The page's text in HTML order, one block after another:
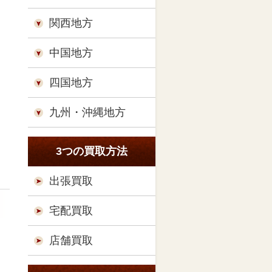
関西地方
中国地方
四国地方
九州・沖縄地方
3つの買取方法
出張買取
宅配買取
店舗買取